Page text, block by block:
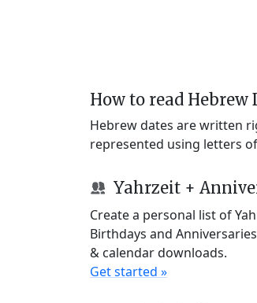
How to read Hebrew
Hebrew dates are written
represented using letters
Yahrzeit +
Create a personal list of
Birthdays and
& calendar downloads.
Get started »